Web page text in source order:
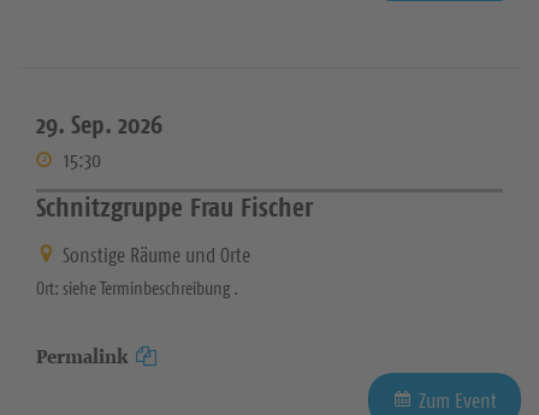
29. Sep. 2026
15:30
Schnitzgruppe Frau Fischer
Sonstige Räume und Orte
Ort: siehe Terminbeschreibung .
Permalink
Zum Event